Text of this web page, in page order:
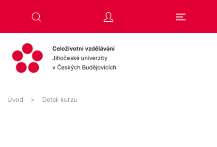
Úvod Detail kurzu